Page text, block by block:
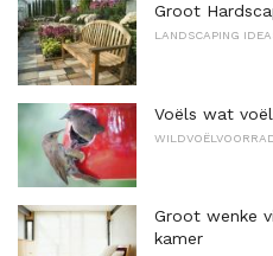
Groot
LANDSCAPING
Voëls wat
Groot wenke
kamer